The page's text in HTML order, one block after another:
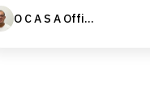
O C A S A Official property perfected